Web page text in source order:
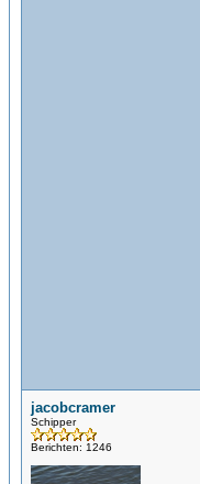
jacobcramer
Schipper
Berichten: 1246